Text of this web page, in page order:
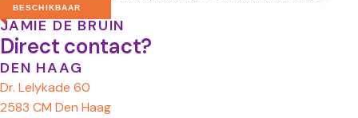
BESCHIKBAAR
Makelaar
JAMIE DE BRUIN
Direct contact?
DEN HAAG
Dr. Lelykade 60
2583 CM Den Haag